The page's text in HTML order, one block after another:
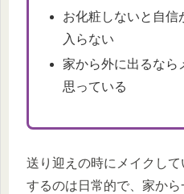
お化粧しないと自信
入らない
家から外に出るなら
思っている
送り迎えの時にメイクし
するのは日常的で、家か